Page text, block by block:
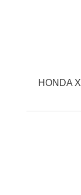
HONDA